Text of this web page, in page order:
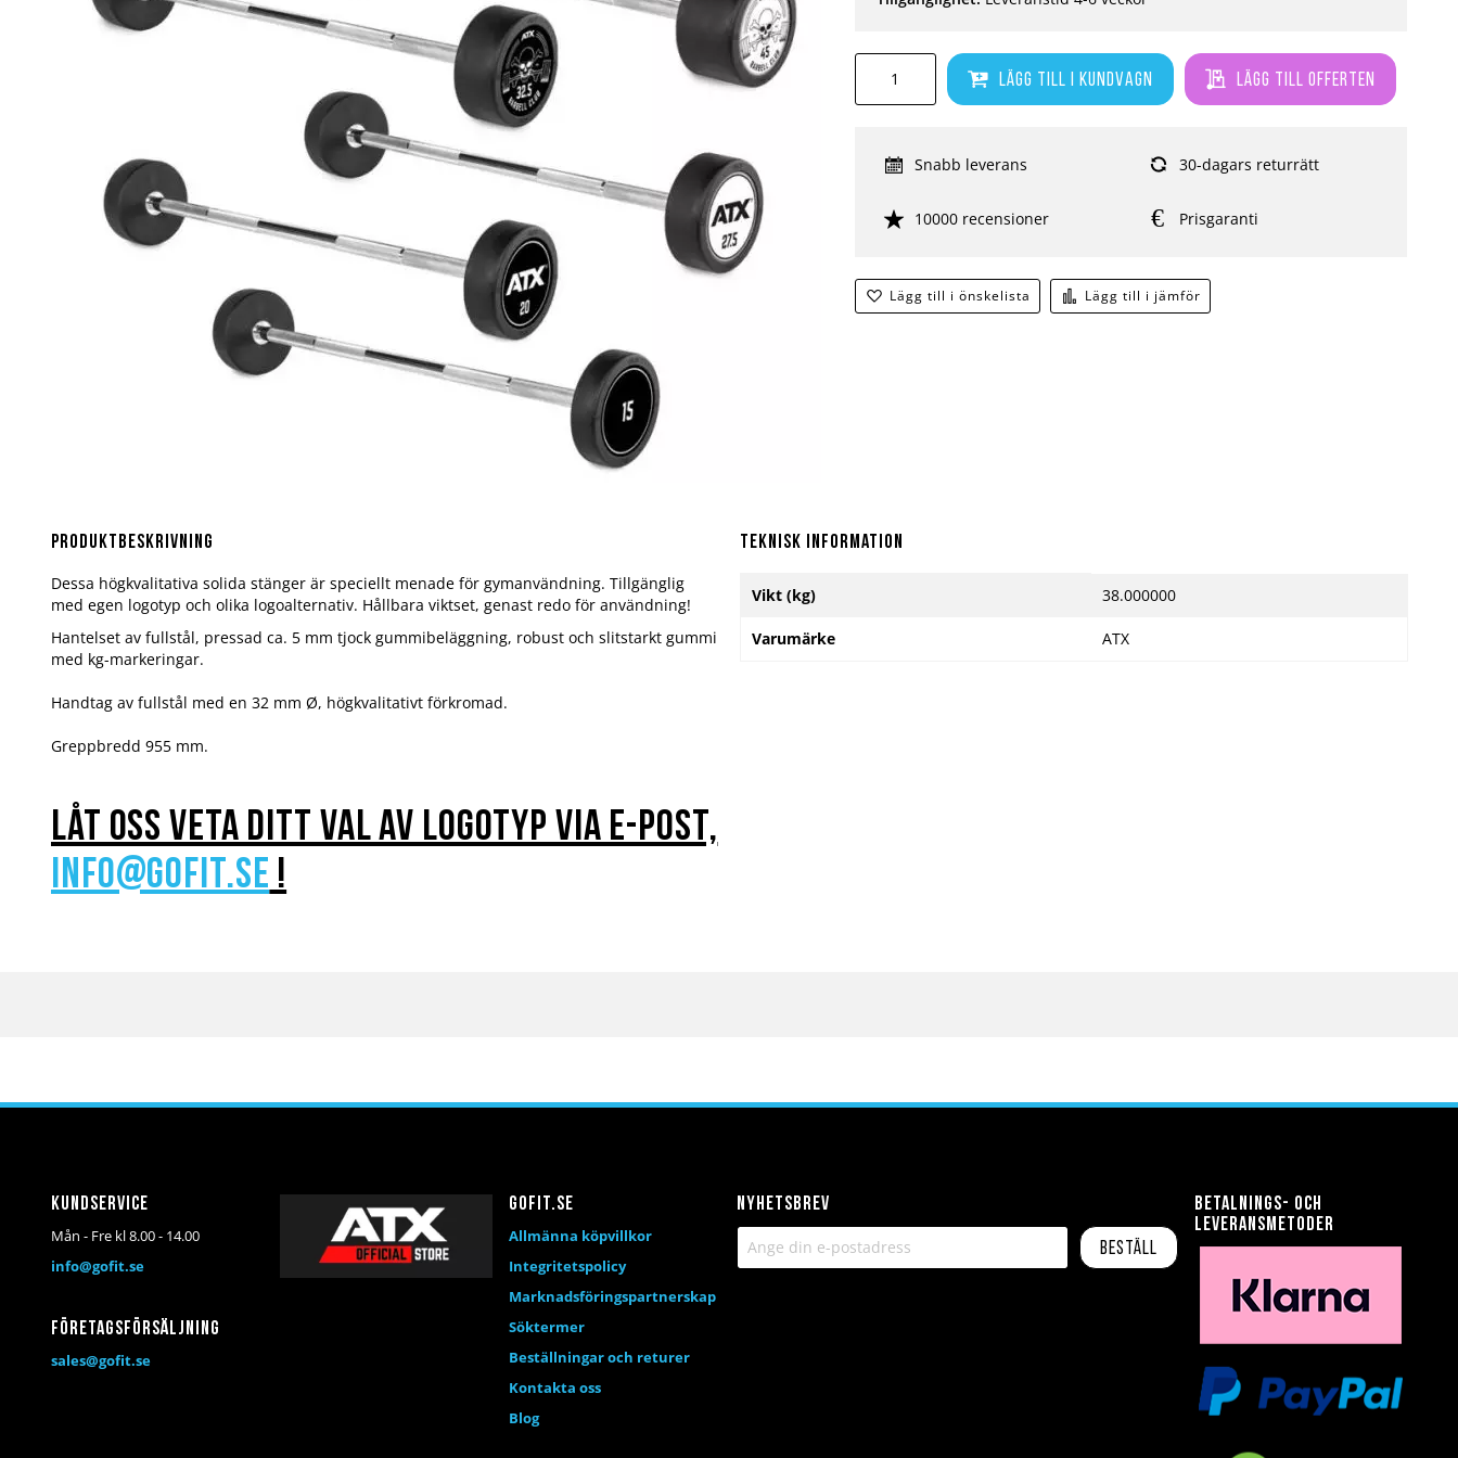
Lägg till i kundvagn Lägg till offerten
Lägg till i önskelista Lägg till i jämför
Snabb leverans 30-dagars returrätt
10000 recensioner Prisgaranti
början
bildgalleriet
Produktbeskrivning
Dessa högkvalitativa solida stänger är speciellt menade för gymanvändning. Tillgänglig
med egen logotyp och olika logoalternativ. Hållbara viktset, genast redo för användning!
Hantelset av fullstål, pressad ca. 5 mm tjock gummibeläggning, robust och slitstarkt gummi
med kg-markeringar.
Handtag av fullstål med en 32 mm Ø, högkvalitativt förkromad.
Greppbredd 955 mm.
Låt oss veta ditt val av logotyp via e-post,
info@gofit.se !
Teknisk information
information
Vikt (kg) 38.000000
Varumärke ATX
Nyhetsbrev
Beställ
Kundservice
Mån - Fre kl 8.00 - 14.00
info@gofit.se
Företagsförsäljning
sales@gofit.se
Betalnings- och
leveransmetoder
Gofit.se
Allmänna köpvillkor
Integritetspolicy
Marknadsföringspartnerskap
Söktermer
Beställningar och returer
Kontakta oss
Blog